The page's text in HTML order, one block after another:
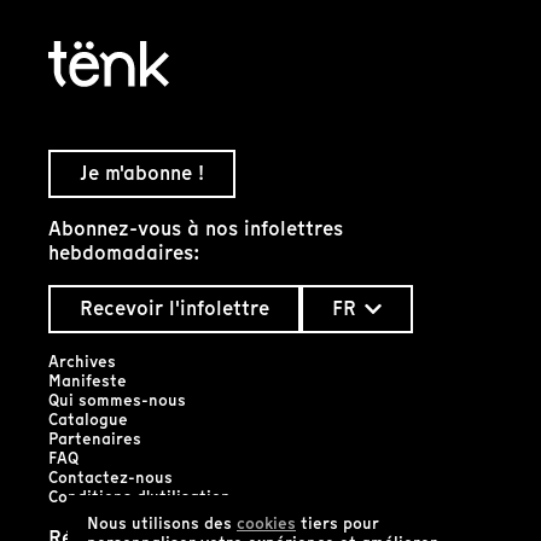
Nous utilisons des cookies tiers pour
Je m'abonne !
Abonnez-vous à nos infolettres
hebdomadaires:
Recevoir l'infolettre
FR
Archives
Manifeste
Qui sommes-nous
Catalogue
Partenaires
FAQ
Contactez-nous
Conditions d'utilisation